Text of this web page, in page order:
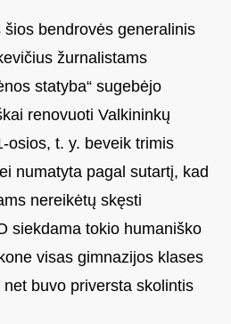
bendrovės generalinis
žurnalistams
statyba“ sugebėjo
renovuoti Valkininkų
osios, t. y. beveik trimis
numatyta pagal sutartį, kad
nereikėtų skęsti
siekdama tokio humaniško
visas gimnazijos klases
buvo priversta skolintis